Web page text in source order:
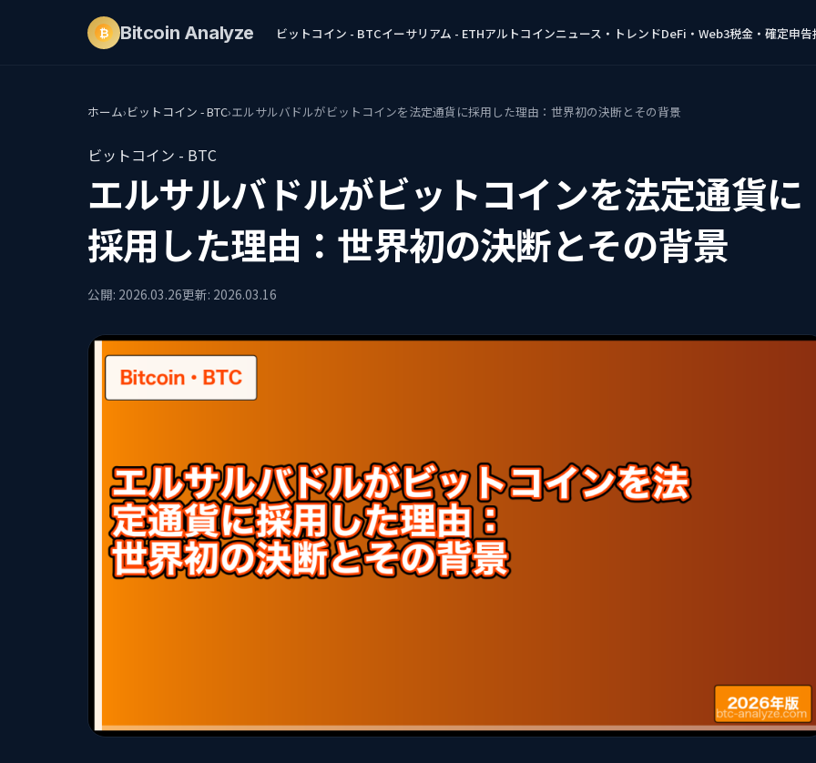
₿ Bitcoin Analyze ビットコイン - BTCイーサリアム - ETHアルトコインニュース・トレンドDeFi・Web3税金・確定申告
ホーム›ビットコイン - BTC›エルサルバドルがビットコインを法定通貨に採用した理由：世界初の決断とその背景
ビットコイン - BTC
エルサルバドルがビットコインを法定通貨に
採用した理由：世界初の決断とその背景
公開: 2026.03.26更新: 2026.03.16